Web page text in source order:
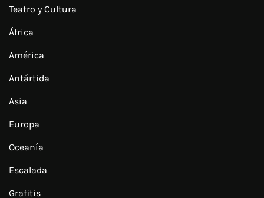
Teatro y Cultura
África
América
Antártida
Asia
Europa
Oceanía
Escalada
Grafitis